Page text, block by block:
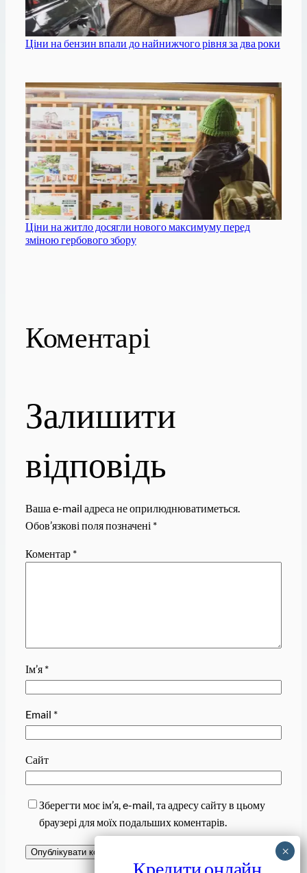
Ціни на бензин впали до найнижчого рівня за два роки
Ціни на житло досягли нового максимуму перед
зміною гербового збору
Коментарі
Залишити
відповідь
Ваша e-mail адреса не оприлюднюватиметься.
Обов’язкові поля позначені *
Коментар *
Ім’я *
Email *
Сайт
Зберегти моє ім’я, e-mail, та адресу сайту в цьому
браузері для моїх подальших коментарів.
Кредити онлайн